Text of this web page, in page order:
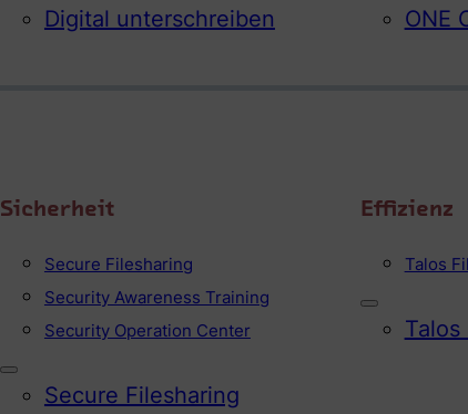
Digital unterschreiben
ONE
Sicherheit
Secure Filesharing
Security Awareness Training
Security Operation Center
Secure Filesharing
Effizienz
Talos